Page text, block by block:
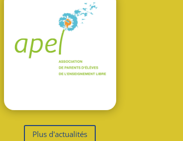
Plus d'actualités